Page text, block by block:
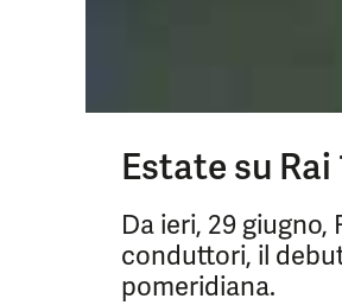
Estate su
Da ieri, 29
conduttori, il
pomeridiana.